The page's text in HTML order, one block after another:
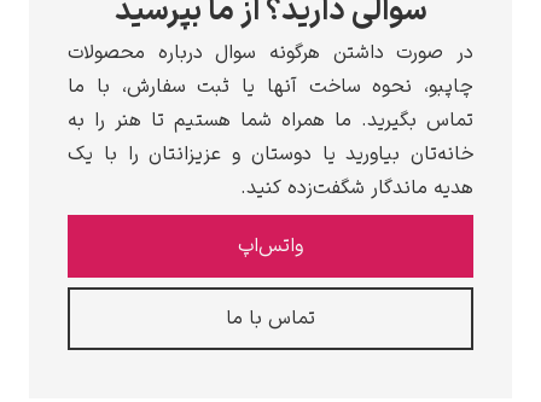
دارید؟ از ما بپرسید
داشتن هرگونه سوال درباره محصولات
ساخت آنها یا ثبت سفارش، با ما
ما همراه شما هستیم تا هنر را به
یا دوستان و عزیزانتان را با یک
شگفت‌زده کنید.